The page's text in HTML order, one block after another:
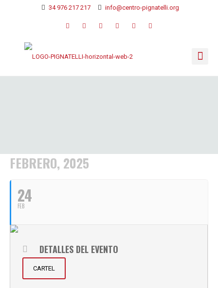
34 976 217 217 info@centro-pignatelli.org
FEBRERO, 2025
24
FEB
DETALLES DEL EVENTO
CARTEL